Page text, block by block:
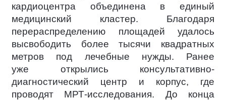
кардиоцентра объединена в единый
медицинский кластер. Благодаря
перераспределению площадей удалось
высвободить более тысячи квадратных
метров под лечебные нужды. Ранее
уже открылись консультативно-
диагностический центр и корпус, где
проводят МРТ-исследования. До конца